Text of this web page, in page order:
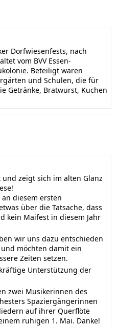
Dorfwiesenfests, nach
vom BVV Essen-
Beteiligt waren
und Schulen, die für
Getränke, Bratwurst, Kuchen
zeigt sich im alten Glanz
diesem ersten
über die Tatsache, dass
kein Maifest in diesem Jahr
wir uns dazu entschieden
möchten damit ein
Zeiten setzen.
Unterstützung der
zwei Musikerinnen des
Spaziergängerinnen
auf ihrer Querflöte
ruhigen 1. Mai. Danke!